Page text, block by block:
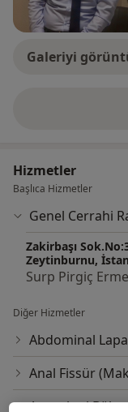
Galeriyi
Hizmetler
Başlıca Hizmetler
Genel Cerrahi
Zakirbaşı
Zeytinburnu,
Surp Pirgiç
Diğer Hizmetler
Abdominal
Anal Fissür
Anorektal